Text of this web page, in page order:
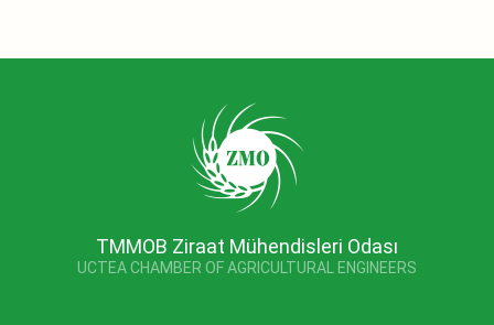
TMMOB Ziraat Mühendisleri Odası
UCTEA CHAMBER OF AGRICULTURAL ENGINEERS